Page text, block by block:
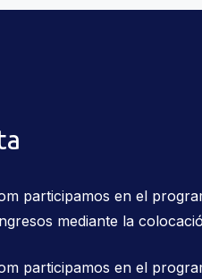
participamos en el
mediante la
participamos en el